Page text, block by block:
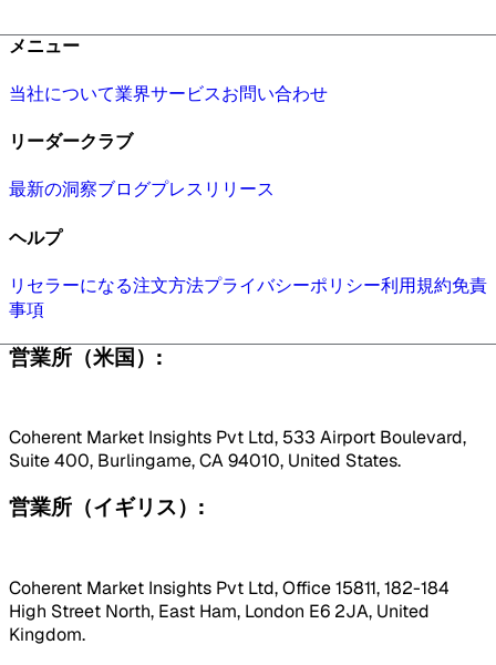
メニュー
当社について業界サービスお問い合わせ
リーダークラブ
最新の洞察ブログプレスリリース
ヘルプ
リセラーになる注文方法プライバシーポリシー利用規約免責
事項
営業所（米国）:
Coherent Market Insights Pvt Ltd, 533 Airport Boulevard,
Suite 400, Burlingame, CA 94010, United States.
営業所（イギリス）:
Coherent Market Insights Pvt Ltd, Office 15811, 182-184
High Street North, East Ham, London E6 2JA, United
Kingdom.